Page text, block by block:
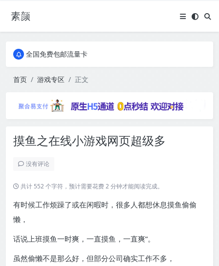
素颜
全国免费包邮流量卡
全国免费包邮流量卡
首页
游戏专区 正文
摸鱼之在线小游戏网页超级多
没有评论
共计 552 个字符，预计需要花费 2 分钟才能阅读完成。
有时候工作烦躁了或在闲暇时，很多人都想休息摸鱼偷偷
懒，
话说上班摸鱼一时爽，一直摸鱼，一直爽”。
虽然偷懒不是那么好，但部分公司确实工作不多，